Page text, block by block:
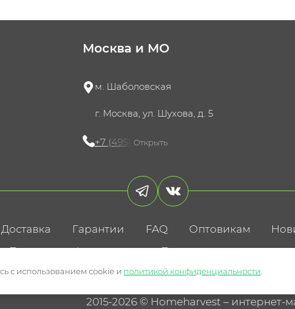
Москва и МО
м. Шаболовская
г. Москва, ул. Шухова, д. 5
+7 (495) 721-60-15
Открыть
Доставка Гарантии FAQ Оптовикам
Политика конфиденциальностиПользовательское
2015-2026 © Homeharvest – интернет-
с использованием cookie и политикой конфиденциальности